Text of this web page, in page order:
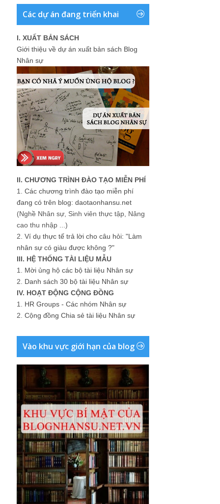
Các dự án đang triển khai
I. XUẤT BẢN SÁCH
Giới thiệu về dự án xuất bản sách Blog
Nhân sự
II. CHƯƠNG TRÌNH ĐÀO TẠO MIỄN PHÍ
1. Các chương trình đào tạo miễn phí
đang có trên blog: daotaonhansu.net
(Nghề Nhân sự, Sinh viên thực tập, Nâng
cao thu nhập ...)
2. Ví dụ thực tế trả lời cho câu hỏi: "Làm
nhân sự có giàu được không ?"
III. HỆ THỐNG TÀI LIỆU MẪU
1. Mời ủng hộ các bộ tài liệu Nhân sự
2. Danh sách 30 bộ tài liệu Nhân sự
IV. HOẠT ĐỘNG CỘNG ĐỒNG
1. HR Groups - Các nhóm Nhân sự
2. Cộng đồng Chia sẻ tài liệu Nhân sự
Vào khu vực giới hạn của blog